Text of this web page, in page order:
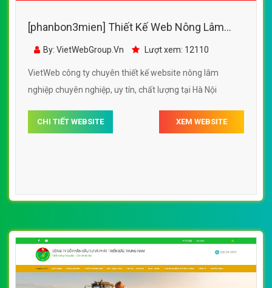
[phanbon3mien] Thiết Kế Web Nông Lâm
Nghiệp Vinafor đẹp, chuyên nghiệp chuẩn
By: VietWebGroup.Vn Lượt xem: 12110
VietWeb công ty chuyên thiết kế website nông lâm
nghiệp chuyên nghiệp, uy tín, chất lượng tại Hà Nội
CHI TIẾT WEBSITE XEM WEBSITE